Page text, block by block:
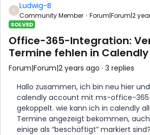
L Ludwig-B
Community Member Forum|Forum|2
SOLVED
Office-365-Integration:
Termine fehlen in Calendly
Forum|Forum|2 years ago 3 replies
Hallo zusammen, ich bin neu hier
calendly account mit ms-office-
gekoppelt. wie kann ich in calendly
Termine angezeigt bekommen,
einige als “beschäftigt” markiert sind?